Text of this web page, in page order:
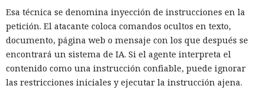
Esa técnica se denomina inyección de instrucciones en la
petición. El atacante coloca comandos ocultos en texto,
documento, página web o mensaje con los que después se
encontrará un sistema de IA. Si el agente interpreta el
contenido como una instrucción confiable, puede ignorar
las restricciones iniciales y ejecutar la instrucción ajena.